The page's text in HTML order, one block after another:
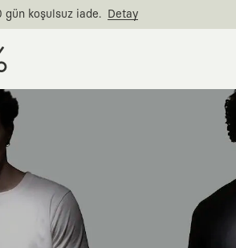
gün koşulsuz iade. Detay